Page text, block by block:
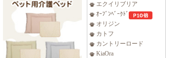
エクイリブリア
ｵｰﾌﾞﾝﾍﾞｰｸﾄﾞ
オリジン
カトフ
カントリーロード
KiaOra